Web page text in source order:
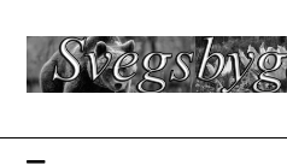
innehåll